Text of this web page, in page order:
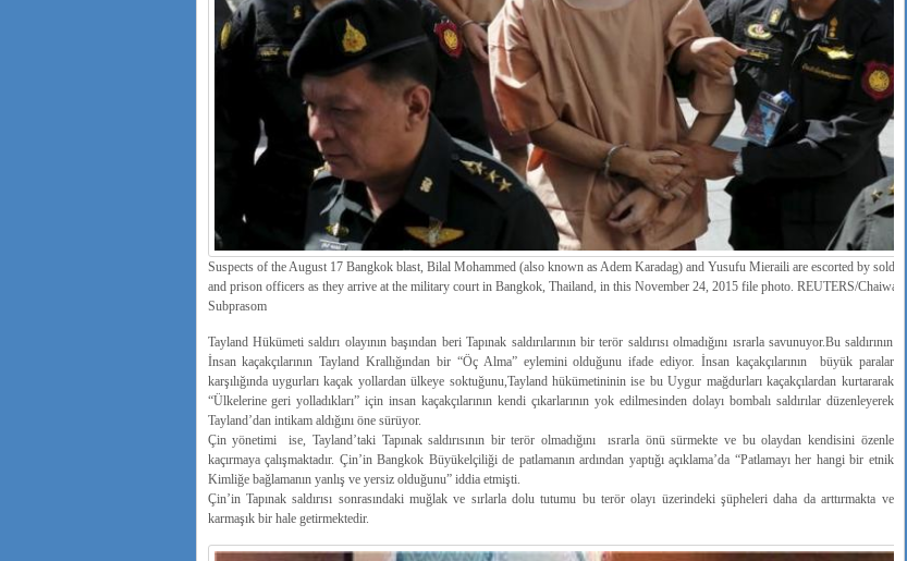
Suspects of the August 17 Bangkok blast, Bilal Mohammed (also known as Adem Karadag) and Yusufu Mieraili are escorted by soldiers
and prison officers as they arrive at the military court in Bangkok, Thailand, in this November 24, 2015 file photo. REUTERS/Chaiwat
Subprasom
Tayland Hükümeti saldırı olayının başından beri Tapınak saldırılarının bir terör saldırısı olmadığını ısrarla savunuyor.Bu saldırının
İnsan kaçakçılarının Tayland Krallığından bir “Öç Alma” eylemini olduğunu ifade ediyor. İnsan kaçakçılarının büyük paralar
karşılığında uygurları kaçak yollardan ülkeye soktuğunu,Tayland hükümetininin ise bu Uygur mağdurları kaçakçılardan kurtararak
“Ülkelerine geri yolladıkları” için insan kaçakçılarının kendi çıkarlarının yok edilmesinden dolayı bombalı saldırılar düzenleyerek
Tayland’dan intikam aldığını öne sürüyor.
Çin yönetimi ise, Tayland’taki Tapınak saldırısının bir terör olmadığını ısrarla önü sürmekte ve bu olaydan kendisini özenle
kaçırmaya çalışmaktadır. Çin’in Bangkok Büyükelçiliği de patlamanın ardından yaptığı açıklama’da “Patlamayı her hangi bir etnik
Kimliğe bağlamanın yanlış ve yersiz olduğunu” iddia etmişti.
Çin’in Tapınak saldırısı sonrasındaki muğlak ve sırlarla dolu tutumu bu terör olayı üzerindeki şüpheleri daha da arttırmakta ve
karmaşık bir hale getirmektedir.